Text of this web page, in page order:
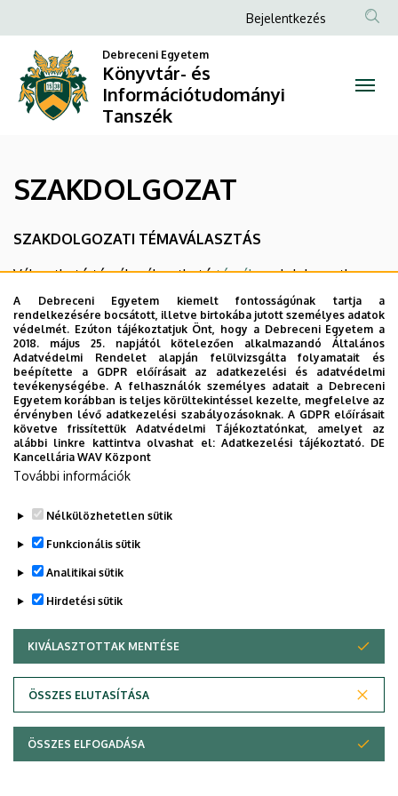
Könyvtár-
Tanszék
a
tartalomra
Anonim
menüje
Bejelentkezés
Debreceni Egyetem
Könyvtár- és
Információtudományi
Tanszék
SZAKDOLGOZAT
SZAKDOLGOZATI TÉMAVÁLASZTÁS
Választható témák: választhatótémákszakdolgozathoz,
de ezeken kívül az önálló hallgatói témajavaslatokat is
szívesen látjuk
A témaválasztás módja: a témavezetővel
aláíratottjelentkezési lapleadása a tanszéken Dr.
Némethi-Takács Margitnak
SZAKDOLGOZAT ELKÉSZÍTÉSE
Formátum: a szakdolgozatformai követelménye
Kötelező melléklet:
Adatvédelem
Szerzői jog © 2026 Unideb
A Debreceni Egyetem kiemelt fontosságúnak tartja a
rendelkezésére bocsátott, illetve birtokába jutott személyes adatok
védelmét. Ezúton tájékoztatjuk Önt, hogy a Debreceni Egyetem a
2018. május 25. napjától kötelezően alkalmazandó Általános
Adatvédelmi Rendelet alapján felülvizsgálta folyamatait és
beépítette a GDPR előírásait az adatkezelési és adatvédelmi
tevékenységébe. A felhasználók személyes adatait a Debreceni
Egyetem korábban is teljes körültekintéssel kezelte, megfelelve az
érvényben lévő adatkezelési szabályozásoknak. A GDPR előírásait
követve frissítettük Adatvédelmi Tájékoztatónkat, amelyet az
alábbi linkre kattintva olvashat el:Adatkezelési tájékoztató. DE
Kancellária WAV Központ
További információk
Nélkülözhetetlen sütik
Funkcionális sütik
Analitikai sütik
Hirdetési sütik
KIVÁLASZTOTTAK MENTÉSE
ÖSSZES ELUTASÍTÁSA
WITHDRAW CONSENT
ÖSSZES ELFOGADÁSA